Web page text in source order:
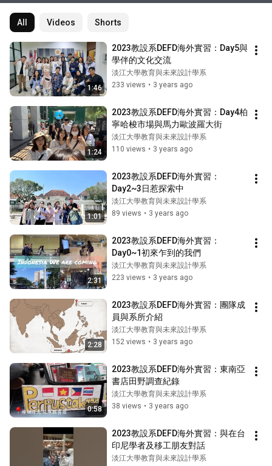
All Videos Shorts
1:46
2023教設系DEFD海外實習：Day5與
學伴的文化交流
淡江大學教育與未來設計學系
233 views • 3 years ago
1:24
2023教設系DEFD海外實習：Day4柏
寧哈梭市場與馬力歐波羅大街
淡江大學教育與未來設計學系
110 views • 3 years ago
1:01
2023教設系DEFD海外實習：
Day2~3日惹探索中
淡江大學教育與未來設計學系
89 views • 3 years ago
2:31
2023教設系DEFD海外實習：
Day0~1初來乍到的我們
淡江大學教育與未來設計學系
223 views • 3 years ago
2:28
2023教設系DEFD海外實習：團隊成
員與系所介紹
淡江大學教育與未來設計學系
152 views • 3 years ago
0:58
2023教設系DEFD海外實習：東南亞
書店田野調查紀錄
淡江大學教育與未來設計學系
38 views • 3 years ago
2023教設系DEFD海外實習：與在台
印尼學者及移工朋友對話
淡江大學教育與未來設計學系